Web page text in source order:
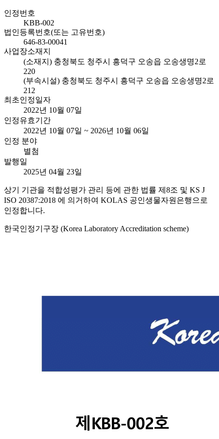
인정번호
KBB-002
법인등록번호(또는 고유번호)
646-83-00041
사업장소재지
(소재지) 충청북도 청주시 흥덕구 오송읍 오송생명2로
220
(부속시설) 충청북도 청주시 흥덕구 오송읍 오송생명2로
212
최초인정일자
2022년 10월 07일
인정유효기간
2022년 10월 07일 ~ 2026년 10월 06일
인정 분야
별첨
발행일
2025년 04월 23일
상기 기관을 적합성평가 관리 등에 관한 법률 제8조 및 KS J
ISO 20387:2018 에 의거하여 KOLAS 공인생물자원은행으로
인정합니다.
한국인정기구장 (Korea Laboratory Accreditation scheme)